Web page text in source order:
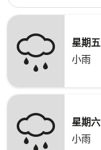
星期五
小雨
星期六
小雨